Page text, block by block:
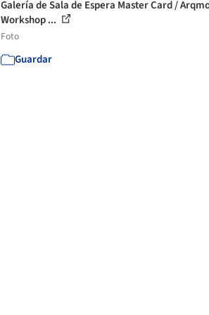
Galería de Sala de Espera Master Card /
Workshop ...
Foto
Guardar